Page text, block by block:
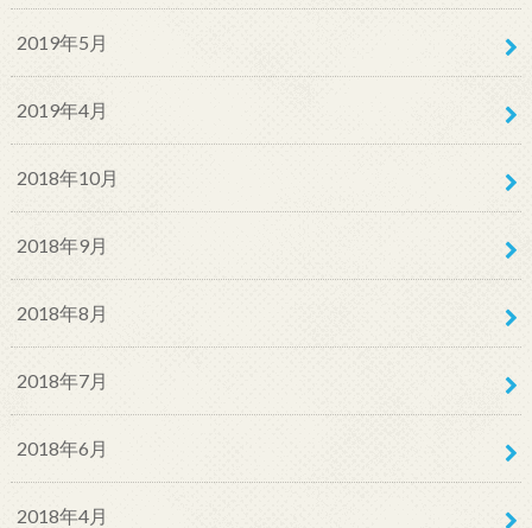
2019年5月
2019年4月
2018年10月
2018年9月
2018年8月
2018年7月
2018年6月
2018年4月